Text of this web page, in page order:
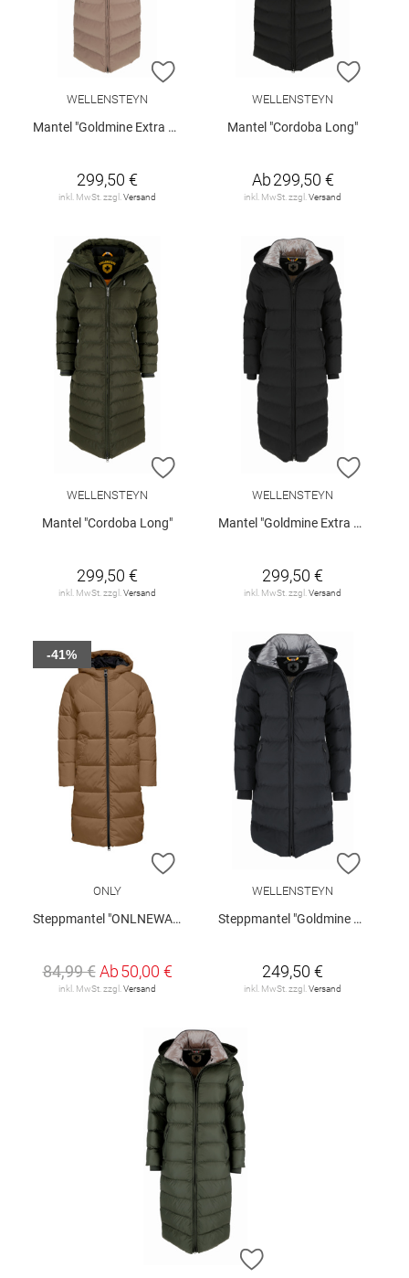
ZUR WUNSCHLISTE HINZUFÜGEN
WELLENSTEYN
Mantel "Goldmine Extra Long"
299,50 €
inkl. MwSt. zzgl. Versand
ZUR
WELLENSTEYN
Mantel "Cordoba Long"
Ab299,50 €
inkl. MwSt. zzgl. Versand
ZUR WUNSCHLISTE HINZUFÜGEN
WELLENSTEYN
Mantel "Cordoba Long"
299,50 €
inkl. MwSt. zzgl. Versand
ZUR
WELLENSTEYN
Mantel "Goldmine Extra Long"
299,50 €
inkl. MwSt. zzgl. Versand
ZUR WUNSCHLISTE HINZUFÜGEN
ONLY
Steppmantel "ONLNEWAMANDA"
84,99 € Ab50,00 €
inkl. MwSt. zzgl. Versand
-41%
ZUR
WELLENSTEYN
Steppmantel "Goldmine Long"
249,50 €
inkl. MwSt. zzgl. Versand
ZUR WUNSCHLISTE